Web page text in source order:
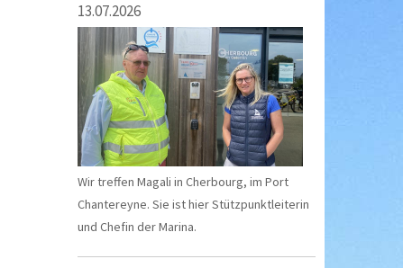
13.07.2026
Wir treffen Magali in Cherbourg, im Port
Chantereyne. Sie ist hier Stützpunktleiterin
und Chefin der Marina.